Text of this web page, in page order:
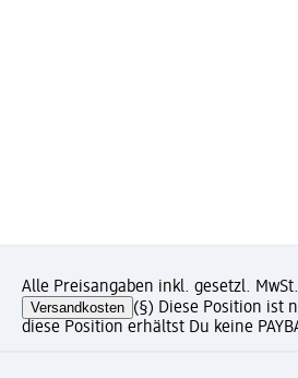
Alle Preisangaben inkl. gesetzl.
Versandkosten (§) Diese Position ist
diese Position erhältst Du keine